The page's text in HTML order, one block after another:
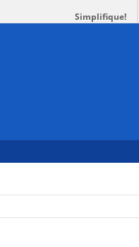
Simplifique!